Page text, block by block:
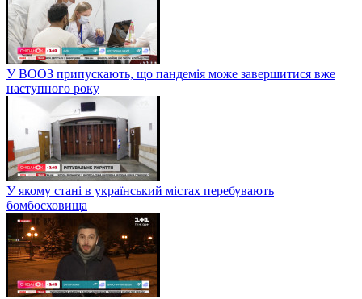
У ВООЗ припускають, що пандемія може завершитися вже
наступного року
У якому стані в український містах перебувають
бомбосховища